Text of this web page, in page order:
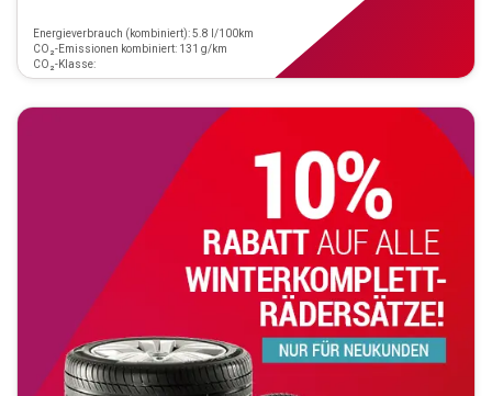
Energieverbrauch (kombiniert): 5.8 l/100km
CO₂-Emissionen kombiniert: 131 g/km
CO₂-Klasse: